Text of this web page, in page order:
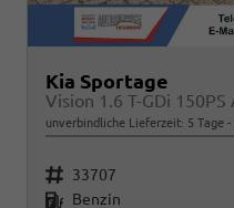
Kia Sportage
unverbindliche Lieferzeit: 5 Tage
Fahrzeugnr. 33707
Kraftstoff Benzin